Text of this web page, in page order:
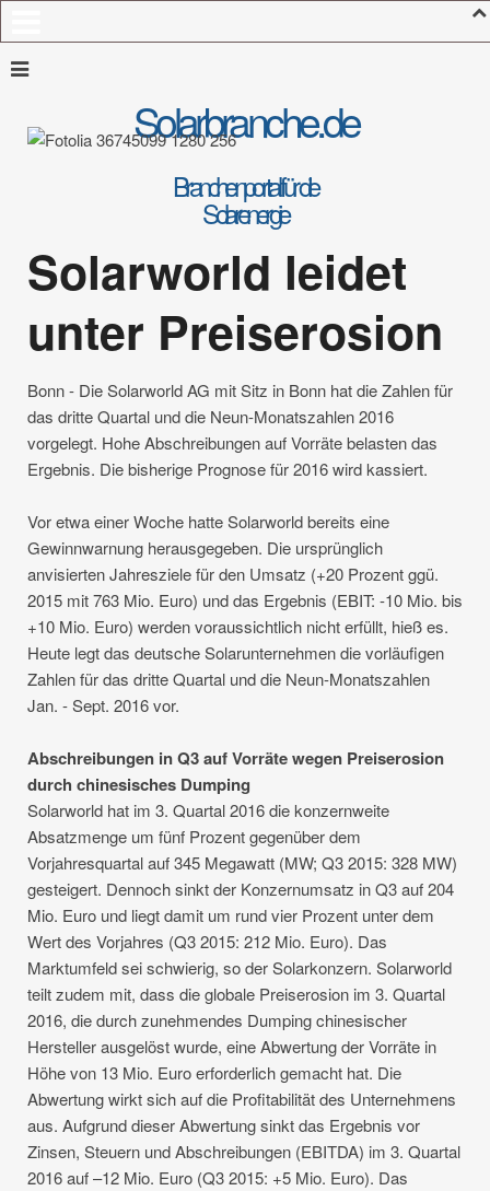
Solarbranche.de
Branchenportal für die
Solarenergie
Solarworld leidet
unter Preiserosion
Bonn - Die Solarworld AG mit Sitz in Bonn hat die Zahlen für
das dritte Quartal und die Neun-Monatszahlen 2016
vorgelegt. Hohe Abschreibungen auf Vorräte belasten das
Ergebnis. Die bisherige Prognose für 2016 wird kassiert.
Vor etwa einer Woche hatte Solarworld bereits eine
Gewinnwarnung herausgegeben. Die ursprünglich
anvisierten Jahresziele für den Umsatz (+20 Prozent ggü.
2015 mit 763 Mio. Euro) und das Ergebnis (EBIT: -10 Mio. bis
+10 Mio. Euro) werden voraussichtlich nicht erfüllt, hieß es.
Heute legt das deutsche Solarunternehmen die vorläufigen
Zahlen für das dritte Quartal und die Neun-Monatszahlen
Jan. - Sept. 2016 vor.
Abschreibungen in Q3 auf Vorräte wegen Preiserosion
durch chinesisches Dumping
Solarworld hat im 3. Quartal 2016 die konzernweite
Absatzmenge um fünf Prozent gegenüber dem
Vorjahresquartal auf 345 Megawatt (MW; Q3 2015: 328 MW)
gesteigert. Dennoch sinkt der Konzernumsatz in Q3 auf 204
Mio. Euro und liegt damit um rund vier Prozent unter dem
Wert des Vorjahres (Q3 2015: 212 Mio. Euro). Das
Marktumfeld sei schwierig, so der Solarkonzern. Solarworld
teilt zudem mit, dass die globale Preiserosion im 3. Quartal
2016, die durch zunehmendes Dumping chinesischer
Hersteller ausgelöst wurde, eine Abwertung der Vorräte in
Höhe von 13 Mio. Euro erforderlich gemacht hat. Die
Abwertung wirkt sich auf die Profitabilität des Unternehmens
aus. Aufgrund dieser Abwertung sinkt das Ergebnis vor
Zinsen, Steuern und Abschreibungen (EBITDA) im 3. Quartal
2016 auf –12 Mio. Euro (Q3 2015: +5 Mio. Euro). Das